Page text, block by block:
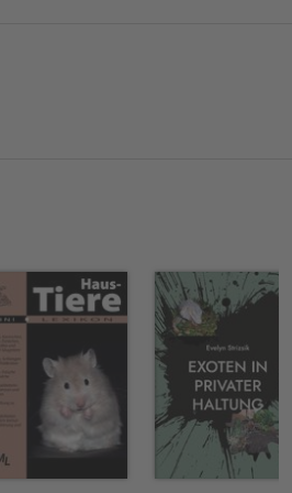
verschiedene Arten
im Westerwald. Neben
sowie Sport- und
zu verschiedenen